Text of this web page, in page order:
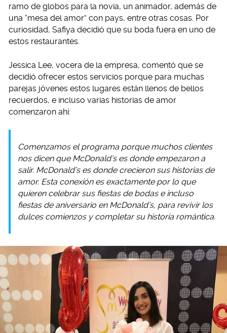
ramo de globos para la novia, un animador, además de
una “mesa del amor” con pays, entre otras cosas. Por
curiosidad, Safiya decidió que su boda fuera en uno de
estos restaurantes.
Jessica Lee, vocera de la empresa, comentó que se
decidió ofrecer estos servicios porque para muchas
parejas jóvenes estos lugares están llenos de bellos
recuerdos, e incluso varias historias de amor
comenzaron ahí:
Comenzamos el programa porque muchos clientes
nos dicen que McDonald’s es donde empezaron a
salir. McDonald’s es donde crecieron sus historias de
amor. Esta conexión es exactamente por lo que
quieren celebrar sus fiestas de bodas e incluso
fiestas de aniversario en McDonald’s, para revivir los
dulces comienzos y completar su historia romántica.